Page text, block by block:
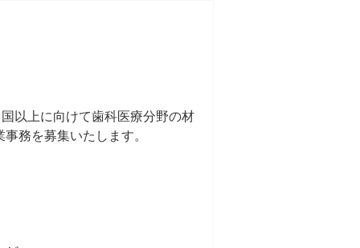
以上に向けて歯科医療分野の材
務を募集いたします。